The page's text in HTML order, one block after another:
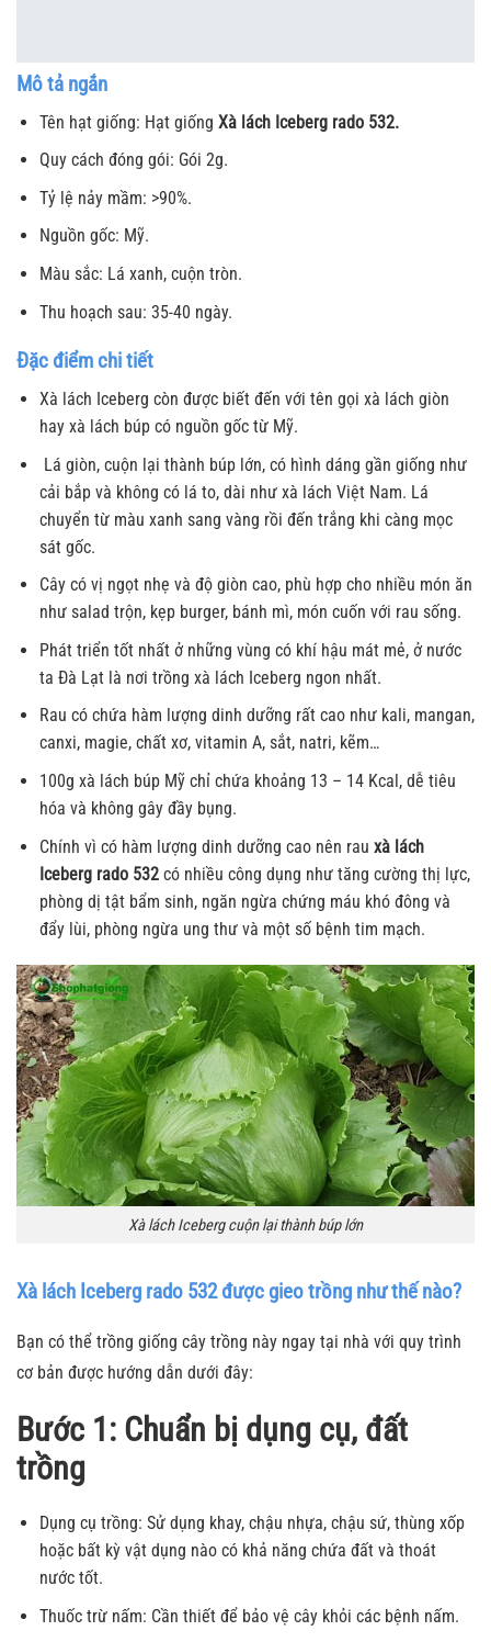
Mô tả ngắn
Tên hạt giống: Hạt giống Xà lách Iceberg rado 532.
Quy cách đóng gói: Gói 2g.
Tỷ lệ nảy mầm: >90%.
Nguồn gốc: Mỹ.
Màu sắc: Lá xanh, cuộn tròn.
Thu hoạch sau: 35-40 ngày.
Đặc điểm chi tiết
Xà lách Iceberg còn được biết đến với tên gọi xà lách giòn
hay xà lách búp có nguồn gốc từ Mỹ.
Lá giòn, cuộn lại thành búp lớn, có hình dáng gần giống như
cải bắp và không có lá to, dài như xà lách Việt Nam. Lá
chuyển từ màu xanh sang vàng rồi đến trắng khi càng mọc
sát gốc.
Cây có vị ngọt nhẹ và độ giòn cao, phù hợp cho nhiều món ăn
như salad trộn, kẹp burger, bánh mì, món cuốn với rau sống.
Phát triển tốt nhất ở những vùng có khí hậu mát mẻ, ở nước
ta Đà Lạt là nơi trồng xà lách Iceberg ngon nhất.
Rau có chứa hàm lượng dinh dưỡng rất cao như kali, mangan,
canxi, magie, chất xơ, vitamin A, sắt, natri, kẽm…
100g xà lách búp Mỹ chỉ chứa khoảng 13 – 14 Kcal, dễ tiêu
hóa và không gây đầy bụng.
Chính vì có hàm lượng dinh dưỡng cao nên rau xà lách
Iceberg rado 532 có nhiều công dụng như tăng cường thị lực,
phòng dị tật bẩm sinh, ngăn ngừa chứng máu khó đông và
đẩy lùi, phòng ngừa ung thư và một số bệnh tim mạch.
Xà lách Iceberg cuộn lại thành búp lớn
Xà lách Iceberg rado 532 được gieo trồng như thế nào?
Bạn có thể trồng giống cây trồng này ngay tại nhà với quy trình
cơ bản được hướng dẫn dưới đây:
Bước 1: Chuẩn bị dụng cụ, đất
trồng
Dụng cụ trồng: Sử dụng khay, chậu nhựa, chậu sứ, thùng xốp
hoặc bất kỳ vật dụng nào có khả năng chứa đất và thoát
nước tốt.
Thuốc trừ nấm: Cần thiết để bảo vệ cây khỏi các bệnh nấm.